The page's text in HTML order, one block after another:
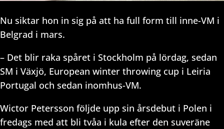
Nu siktar hon in sig på att ha full form till inne-VM i
Belgrad i mars.
– Det blir raka spåret i Stockholm på lördag, sedan
SM i Växjö, European winter throwing cup i Leiria
Portugal och sedan inomhus-VM.
Wictor Petersson följde upp sin årsdebut i Polen i
fredags med att bli tvåa i kula efter den suveräne